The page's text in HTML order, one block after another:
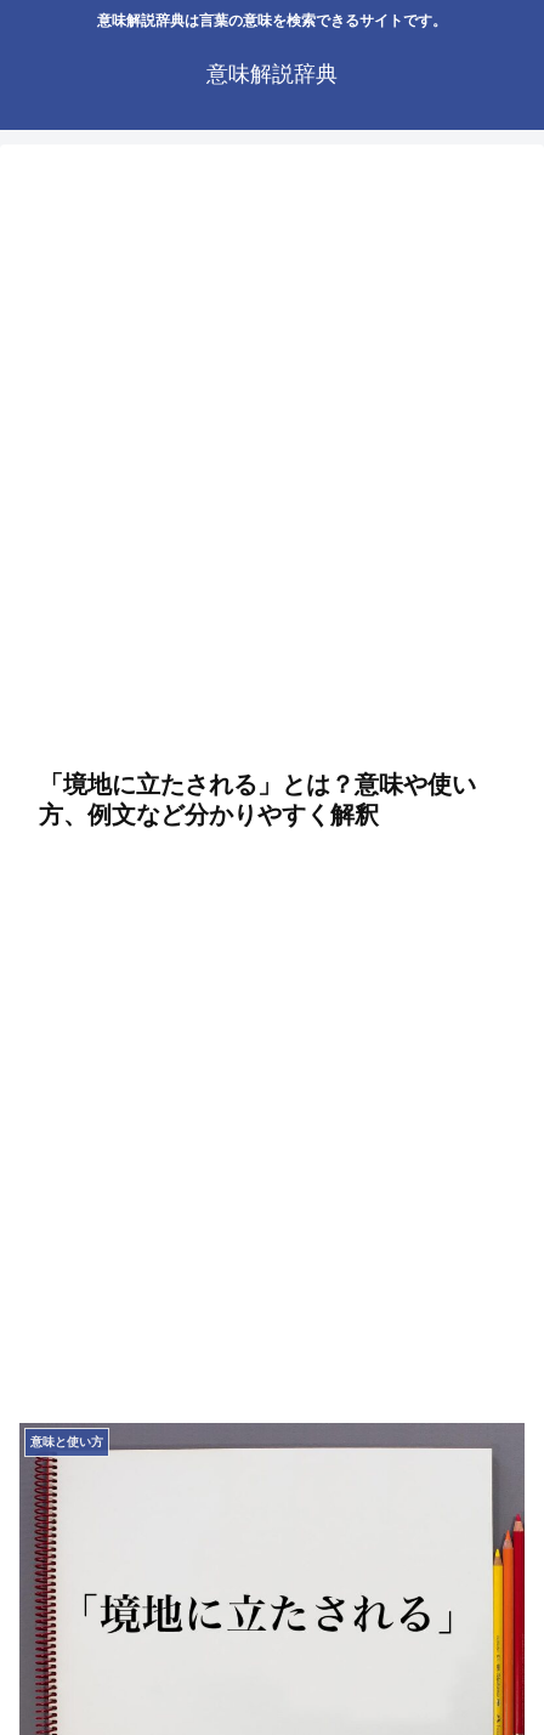
意味解説辞典は言葉の意味を検索できるサイトです。
意味解説辞典
「境地に立たされる」とは？意味や使い
方、例文など分かりやすく解釈
意味と使い方